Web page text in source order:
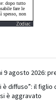
Zodiac
9 agosto 2026:
è diffuso”: il
è aggravato